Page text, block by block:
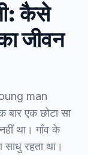
कैसे
जीवन
man
एक छोटा सा
था। गाँव के
रहता था।